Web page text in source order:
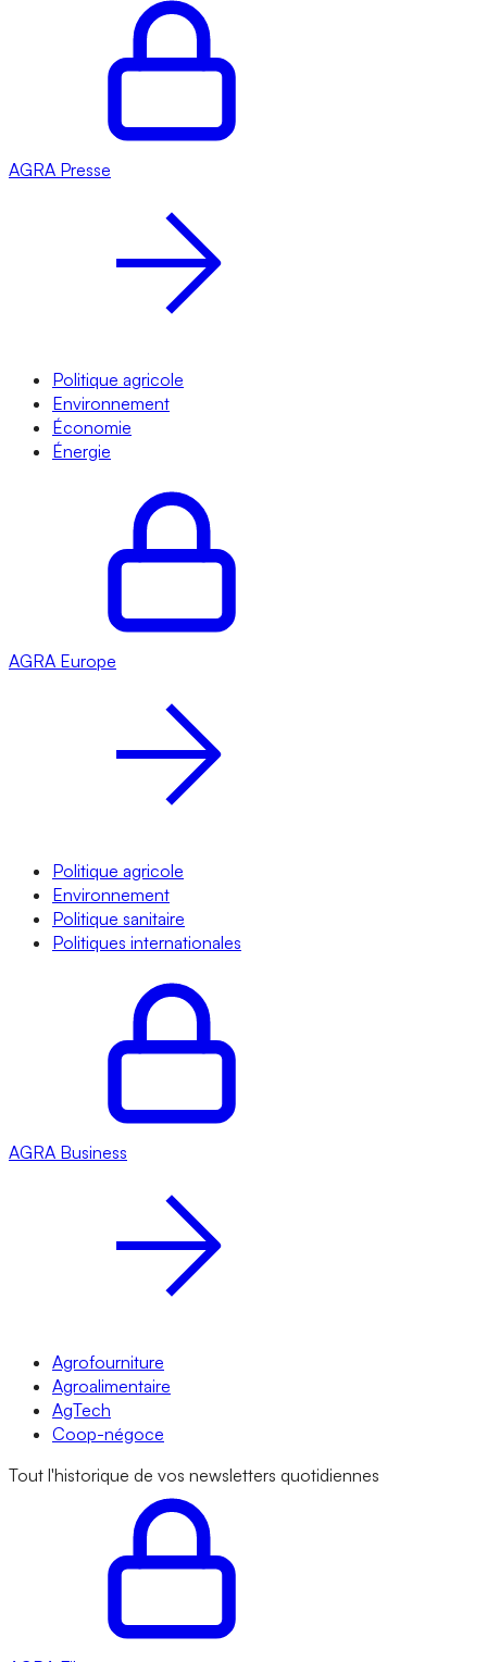
AGRA Presse
Politique agricole
Environnement
Économie
Énergie
AGRA Europe
Politique agricole
Environnement
Politique sanitaire
Politiques internationales
AGRA Business
Agrofourniture
Agroalimentaire
AgTech
Coop-négoce
Tout l'historique de vos newsletters quotidiennes